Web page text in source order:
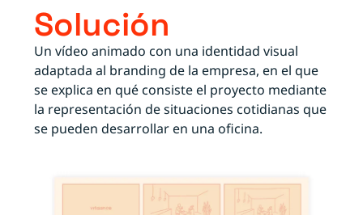
Solución
Un vídeo animado con una identidad visual
adaptada al branding de la empresa, en el que
se explica en qué consiste el proyecto mediante
la representación de situaciones cotidianas que
se pueden desarrollar en una oficina.